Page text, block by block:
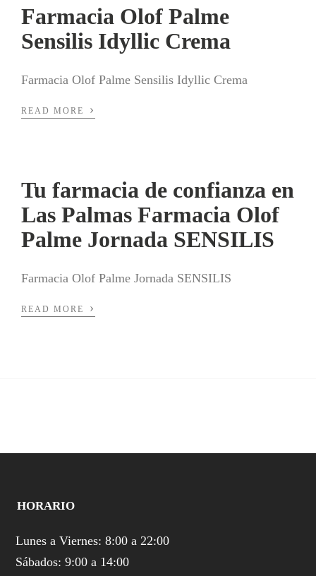
Farmacia Olof Palme
Sensilis Idyllic Crema
Farmacia Olof Palme Sensilis Idyllic Crema
READ MORE ›
Tu farmacia de confianza en
Las Palmas Farmacia Olof
Palme Jornada SENSILIS
Farmacia Olof Palme Jornada SENSILIS
READ MORE ›
HORARIO
Lunes a Viernes: 8:00 a 22:00
Sábados: 9:00 a 14:00